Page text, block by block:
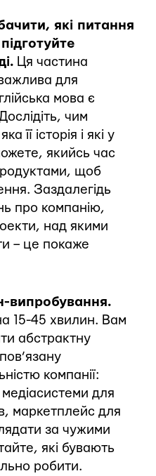
які питання
Ця частина
для
мова є
чим
її історія і які у
якийсь час
щоб
Заздалегідь
про компанію,
над якими
– це покаже
випробування.
15-45 хвилин. Вам
абстрактну
компанії:
для
маркетплейс для
за чужими
які бувають
робити.